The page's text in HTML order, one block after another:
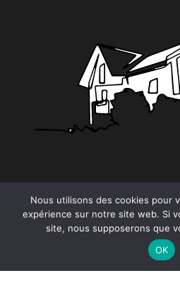
CATÉGORIES
Tendance
Nous utilisons des cookies pour
expérience sur notre site web. Si
site, nous supposerons que
OK